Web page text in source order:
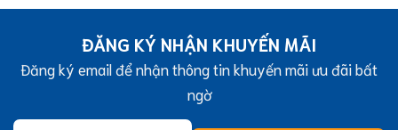
ĐĂNG KÝ NHẬN KHUYẾN MÃI
Đăng ký email để nhận thông tin khuyến mãi ưu đãi bất
ngờ